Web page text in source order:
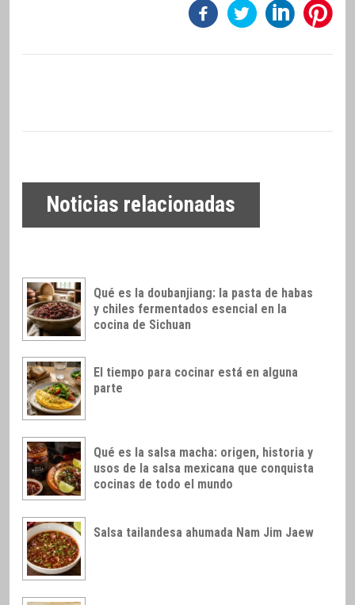
Noticias relacionadas
Qué es la doubanjiang: la pasta de habas
y chiles fermentados esencial en la
cocina de Sichuan
El tiempo para cocinar está en alguna
parte
Qué es la salsa macha: origen, historia y
usos de la salsa mexicana que conquista
cocinas de todo el mundo
Salsa tailandesa ahumada Nam Jim Jaew